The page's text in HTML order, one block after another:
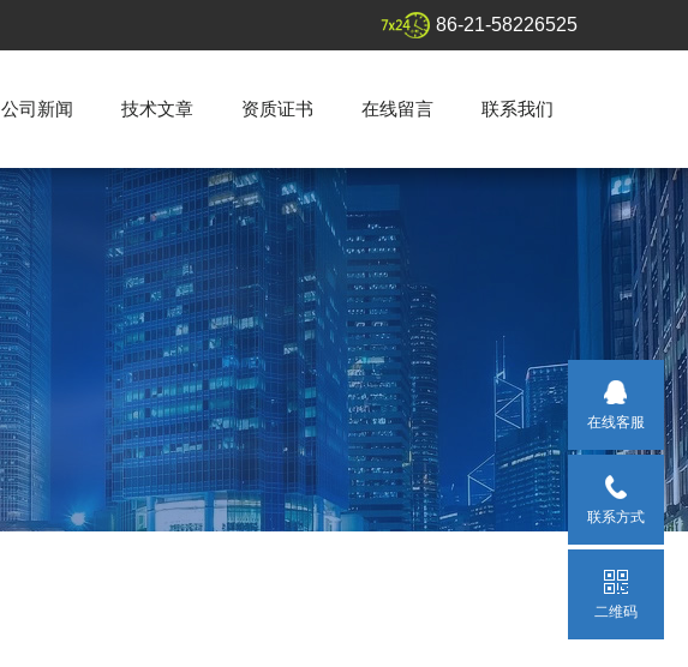
86-21-58226525
公司新闻 技术文章 资质证书 在线留言 联系我们
在线客服
联系方式
二维码